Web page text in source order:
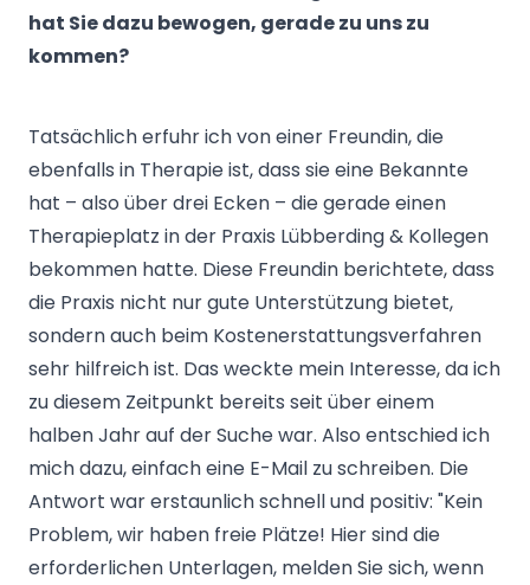
hat Sie dazu bewogen, gerade zu uns zu
kommen?
Tatsächlich erfuhr ich von einer Freundin, die
ebenfalls in Therapie ist, dass sie eine Bekannte
hat – also über drei Ecken – die gerade einen
Therapieplatz in der Praxis Lübberding & Kollegen
bekommen hatte. Diese Freundin berichtete, dass
die Praxis nicht nur gute Unterstützung bietet,
sondern auch beim Kostenerstattungsverfahren
sehr hilfreich ist. Das weckte mein Interesse, da ich
zu diesem Zeitpunkt bereits seit über einem
halben Jahr auf der Suche war. Also entschied ich
mich dazu, einfach eine E-Mail zu schreiben. Die
Antwort war erstaunlich schnell und positiv: "Kein
Problem, wir haben freie Plätze! Hier sind die
erforderlichen Unterlagen, melden Sie sich, wenn